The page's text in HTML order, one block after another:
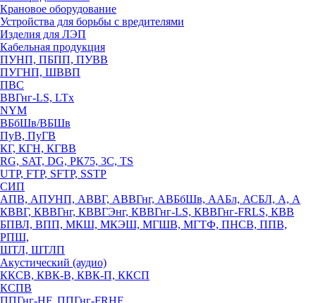
Крановое оборудование
Устройства для борьбы с вредителями
Изделия для ЛЭП
Кабельная продукция
ПУНП, ПБПП, ПУВВ
ПУГНП, ШВВП
ПВС
ВВГнг-LS, LTx
NYM
ВБбШв/ВБШв
ПуВ, ПуГВ
КГ, КГН, КГВВ
RG, SAT, DG, РК75, 3С, TS
UTP, FTP, SFTP, SSTP
СИП
АПВ, АПУНП, АВВГ, АВВГнг, АВБбШв, ААБл, АСБЛ, А, А
КВВГ, КВВГнг, КВВГЭнг, КВВГнг-LS, КВВГнг-FRLS, КВВ
БПВЛ, ВПП, МКШ, МКЭШ, МГШВ, МГТФ, ПНСВ, ППВ,
РПШ,
ШТЛ, ШТЛП
Акустический (аудио)
ККСВ, КВК-В, КВК-П, ККСП
КСПВ
ППГнг-HF, ППГнг-FRHF